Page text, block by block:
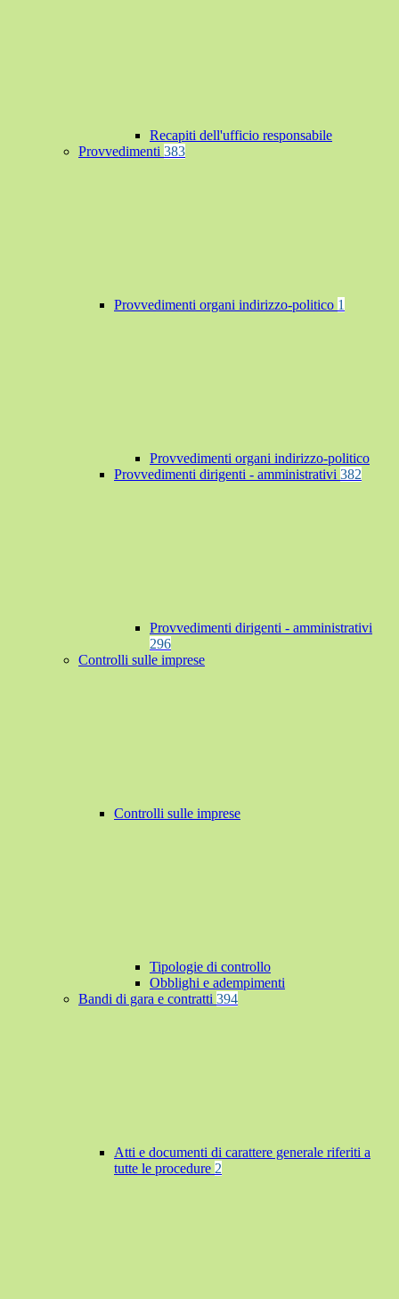
Recapiti dell'ufficio responsabile
Provvedimenti 383
Provvedimenti organi indirizzo-politico 1
Provvedimenti organi indirizzo-politico
Provvedimenti dirigenti - amministrativi 382
Provvedimenti dirigenti - amministrativi
296
Controlli sulle imprese
Controlli sulle imprese
Tipologie di controllo
Obblighi e adempimenti
Bandi di gara e contratti 394
Atti e documenti di carattere generale riferiti a
tutte le procedure 2